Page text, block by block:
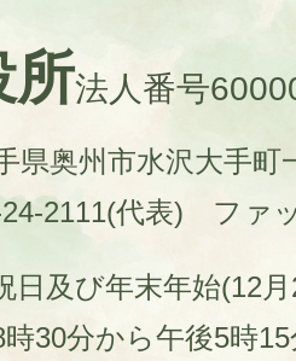
所法人番号
奥州市水沢大手町
2111(代表)
ファ
日及び年末年始(12
30分から午後5時